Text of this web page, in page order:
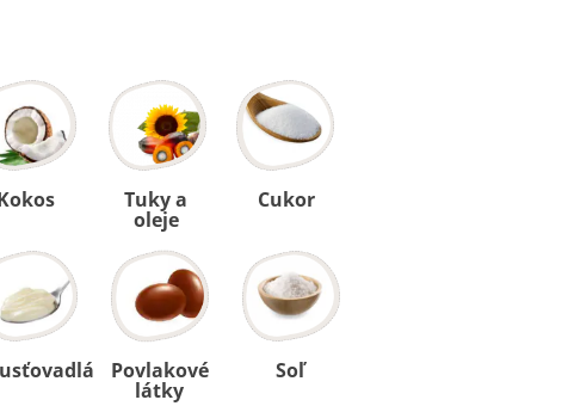
Tuky a
oleje
Cukor
Povlakové
látky
Soľ